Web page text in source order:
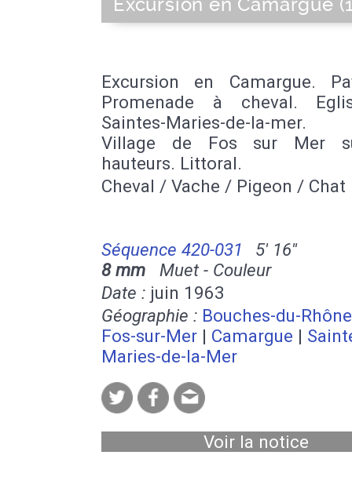
Excursion en Camargue.
Promenade à cheval.
Saintes-Maries-de-la-mer.
Village de Fos sur Mer
hauteurs. Littoral.
Cheval / Vache / Pigeon / Chat
Séquence 420-031
5' 16''
8 mm Muet - Couleur
Date : juin 1963
Géographie : Bouches-du-
Fos-sur-Mer | Camargue |
Maries-de-la-Mer
Voir la notice